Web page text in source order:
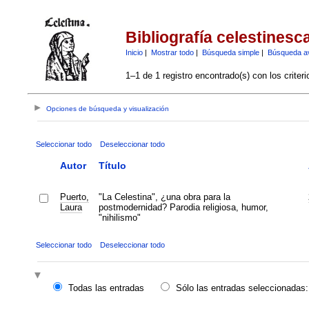
Bibliografía
Inicio| Mostrar todo| Búsqueda simple| Búsqueda
1–1 de 1 registro encontrado(s) con los
Opciones de búsqueda y visualización
Seleccionar todo Deseleccionar todo
Autor Título
Puerto,
Laura
"La Celestina", ¿una obra para la
postmodernidad? Parodia religiosa, humor,
"nihilismo"
Seleccionar todo Deseleccionar todo
Todas las entradas
Sólo las entradas seleccionadas: